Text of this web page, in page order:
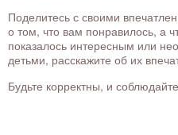
Поделитесь с своими
о том, что вам понравилось, а
показалось интересным или
детьми, расскажите об их
Будьте корректны, и